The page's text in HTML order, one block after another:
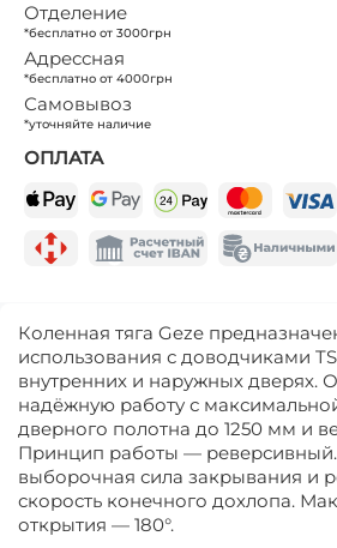
Отделение
*бесплатно от 3000грн
Адрессная
*бесплатно от 4000грн
Самовывоз
*уточняйте наличие
ОПЛАТА
Коленная тяга Geze
использования с доводчиками
внутренних и наружных дверях.
надёжную работу с
дверного полотна до 1250 мм и
Принцип работы —
выборочная сила закрывания и
скорость конечного дохлопа.
открытия — 180°.